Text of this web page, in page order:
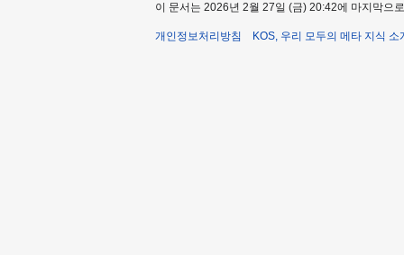
이 문서는 2026년 2월 27일 (금) 20:42에 마지막으
개인정보처리방침 KOS, 우리 모두의 메타 지식 소